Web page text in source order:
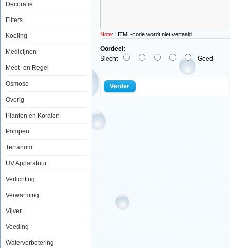
Decoratie
Filters
Koeling
Medicijnen
Meet- en Regel
Osmose
Overig
Planten en Koralen
Pompen
Terrarium
UV Apparatuur
Verlichting
Verwarming
Vijver
Voeding
Waterverbetering
meer.
Diameter
16/20mm
Prijs
per
transparant
Manufactured
Diversen
Available
Note: HTML-code wordt niet vertaald!
Oordeel:
Slecht
Goed
Verder